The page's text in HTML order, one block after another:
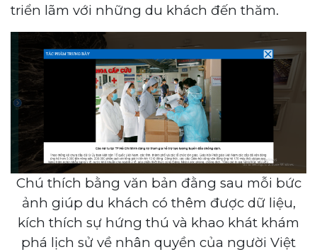
triển lãm với những du khách đến thăm.
Chú thích bằng văn bản đằng sau mỗi bức
ảnh giúp du khách có thêm được dữ liệu,
kích thích sự hứng thú và khao khát khám
phá lịch sử về nhân quyền của người Việt